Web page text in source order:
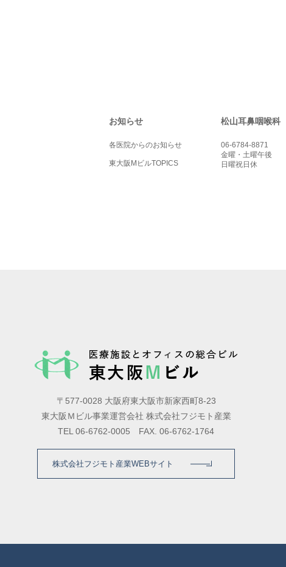
お知らせ
各医院からのお知らせ
東大阪MビルTOPICS
松山耳鼻咽喉科
06-6784-8871
金曜・土曜午後
日曜祝日休
〒577-0028 大阪府東大阪市新家西町8-23
東大阪Ｍビル事業運営会社 株式会社フジモト産業
TEL 06-6762-0005 FAX. 06-6762-1764
株式会社フジモト産業WEBサイト